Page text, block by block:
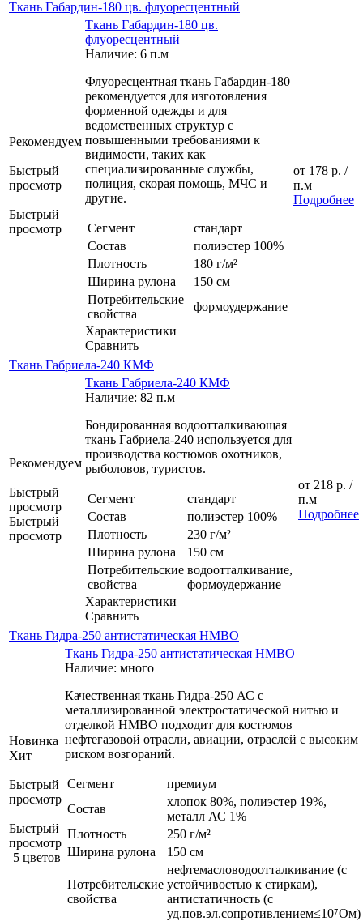
Ткань Габардин-180 цв. флуоресцентный
Рекомендуем
Быстрый
просмотр
Быстрый
просмотр
Ткань Габардин-180 цв.
флуоресцентный
Наличие: 6 п.м
Флуоресцентная ткань Габардин-180
рекомендуется для изготовления
форменной одежды и для
ведомственных структур с
повышенными требованиями к
видимости, таких как
специализированные службы,
полиция, скорая помощь, МЧС и
другие.
Сегмент
стандарт
Состав
полиэстер 100%
Плотность
180 г/м²
Ширина рулона
150 см
Потребительские
свойства
формоудержание
Характеристики
Сравнить
от 178 р. /
п.м
Подробнее
Ткань Габриела-240 КМФ
Рекомендуем
Быстрый
просмотр
Быстрый
просмотр
Ткань Габриела-240 КМФ
Наличие: 82 п.м
Бондированная водоотталкивающая
ткань Габриела-240 используется для
производства костюмов охотников,
рыболовов, туристов.
Сегмент
стандарт
Состав
полиэстер 100%
Плотность
230 г/м²
Ширина рулона
150 см
Потребительские
свойства
водоотталкивание,
формоудержание
Характеристики
Сравнить
от 218 р. /
п.м
Подробнее
Ткань Гидра-250 антистатическая НМВО
Новинка
Хит
Быстрый
просмотр
Быстрый
просмотр
5 цветов
Ткань Гидра-250 антистатическая НМВО
Наличие: много
Качественная ткань Гидра-250 АС с
металлизированной электростатической нитью и
отделкой НМВО подходит для костюмов
нефтегазовой отрасли, авиации, отраслей с высоким
риском возгораний.
Сегмент
премиум
Состав
хлопок 80%, полиэстер 19%,
металл АС 1%
Плотность
250 г/м²
Ширина рулона
150 см
Потребительские
свойства
нефтемасловодоотталкивание (с
устойчивостью к стиркам),
антистатичность (с
уд.пов.эл.сопротивлением≤10⁷Ом)